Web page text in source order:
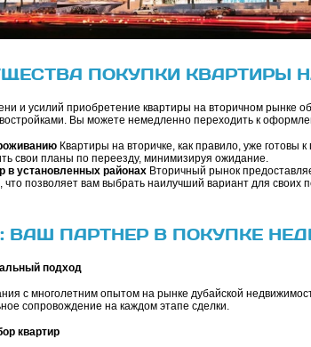
ПОКУПКИ КВАРТИРЫ
и усилий приобретение квартиры на вторичном рынке
Вы можете немедленно переходить к
Квартиры на вторичке, как правило, уже готовы
свои планы по переезду, минимизируя ожидание.
в установленных районахВторичный рынок
что позволяет вам выбрать наилучший вариант для своих
ВАШ ПАРТНЕР В ПОКУПКЕ
подход
с многолетним опытом на рынке дубайской
сопровождение на каждом этапе сделки.
квартир